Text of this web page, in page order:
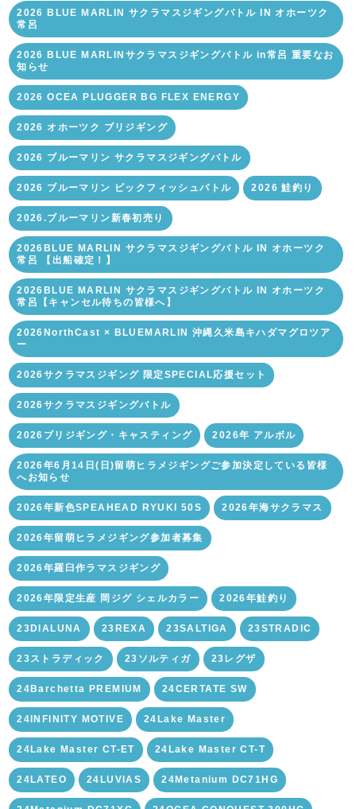
2026 BLUE MARLIN サクラマスジギングバトル IN オホーツク
常呂
2026 BLUE MARLINサクラマスジギングバトル in常呂 重要なお
知らせ
2026 OCEA PLUGGER BG FLEX ENERGY
2026 オホーツク ブリジギング
2026 ブルーマリン サクラマスジギングバトル
2026 ブルーマリン ビックフィッシュバトル 2026 鮭釣り
2026.ブルーマリン新春初売り
2026BLUE MARLIN サクラマスジギングバトル IN オホーツク
常呂 【出船確定！】
2026BLUE MARLIN サクラマスジギングバトル IN オホーツク
常呂【キャンセル待ちの皆様へ】
2026NorthCast × BLUEMARLIN 沖縄久米島キハダマグロツア
ー
2026サクラマスジギング 限定SPECIAL応援セット
2026サクラマスジギングバトル
2026ブリジギング・キャスティング 2026年 アルボル
2026年6月14日(日)留萌ヒラメジギングご参加決定している皆様
へお知らせ
2026年新色SPEAHEAD RYUKI 50S 2026年海サクラマス
2026年留萌ヒラメジギング参加者募集
2026年羅臼作ラマスジギング
2026年限定生産 岡ジグ シェルカラー 2026年鮭釣り
23DIALUNA 23REXA 23SALTIGA 23STRADIC
23ストラディック 23ソルティガ 23レグザ
24Barchetta PREMIUM 24CERTATE SW
24INFINITY MOTIVE 24Lake Master
24Lake Master CT-ET 24Lake Master CT-T
24LATEO 24LUVIAS 24Metanium DC71HG